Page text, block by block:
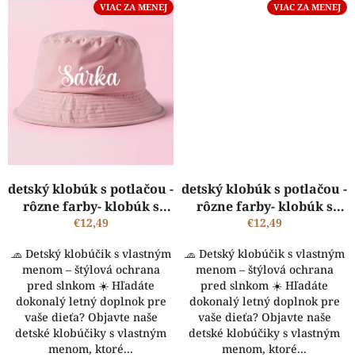
VIAC ZA MENEJ
detský klobúk s potlačou -
rôzne farby- klobúk s
vlastným menom
€12,49
🧢 Detský klobúčik s vlastným
menom – štýlová ochrana
pred slnkom ☀️ Hľadáte
dokonalý letný doplnok pre
vaše dieťa? Objavte naše
detské klobúčiky s vlastným
menom, ktoré...
VIAC ZA MENEJ
detský klobúk s potlačou -
rôzne farby- klobúk s
vlastným menom
€12,49
🧢 Detský klobúčik s vlastným
menom – štýlová ochrana
pred slnkom ☀️ Hľadáte
dokonalý letný doplnok pre
vaše dieťa? Objavte naše
detské klobúčiky s vlastným
menom, ktoré...